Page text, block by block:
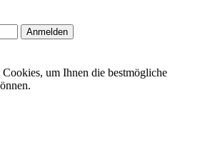
Anmelden
um Ihnen die bestmögliche